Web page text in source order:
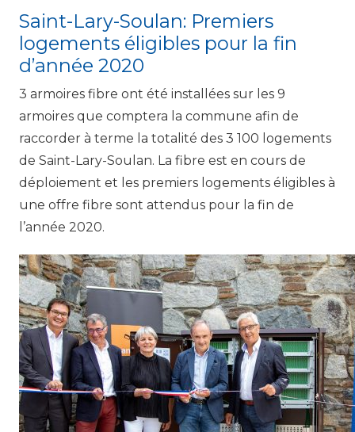
Saint-Lary-Soulan: Premiers
logements éligibles pour la fin
d’année 2020
3 armoires fibre ont été installées sur les 9
armoires que comptera la commune afin de
raccorder à terme la totalité des 3 100 logements
de Saint-Lary-Soulan. La fibre est en cours de
déploiement et les premiers logements éligibles à
une offre fibre sont attendus pour la fin de
l’année 2020.